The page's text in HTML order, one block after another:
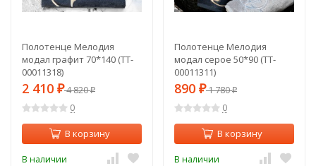
Полотенце Мелодия
модал графит 70*140 (TT-
00011318)
2 410 ₽4 820₽
0
В корзину
В наличии
Полотенце Мелодия
модал серое 50*90 (TT-
00011311)
890 ₽1 780₽
0
В корзину
В наличии